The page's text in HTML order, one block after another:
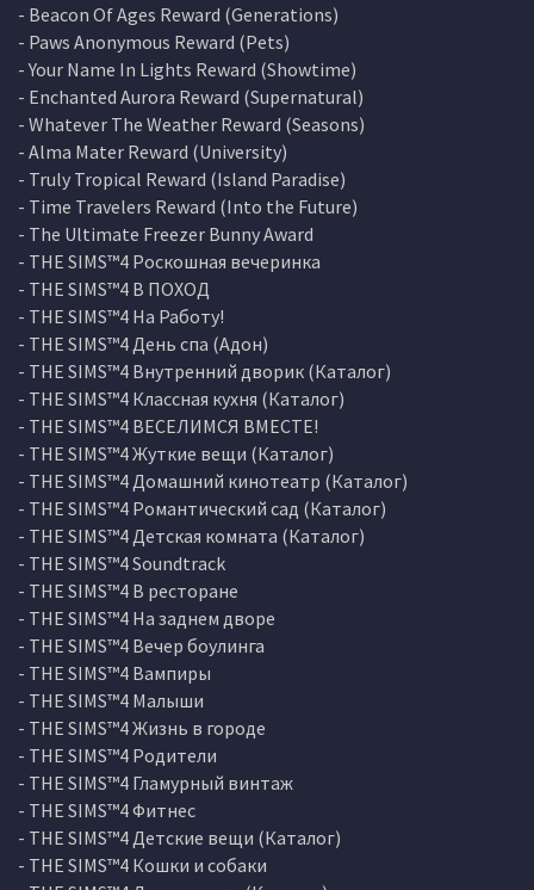
- Beacon Of Ages Reward (Generations)
- Paws Anonymous Reward (Pets)
- Your Name In Lights Reward (Showtime)
- Enchanted Aurora Reward (Supernatural)
- Whatever The Weather Reward (Seasons)
- Alma Mater Reward (University)
- Truly Tropical Reward (Island Paradise)
- Time Travelers Reward (Into the Future)
- The Ultimate Freezer Bunny Award
- THE SIMS™4 Роскошная вечеринка
- THE SIMS™4 В ПОХОД
- THE SIMS™4 На Работу!
- THE SIMS™4 День спа (Адон)
- THE SIMS™4 Внутренний дворик (Каталог)
- THE SIMS™4 Классная кухня (Каталог)
- THE SIMS™4 ВЕСЕЛИМСЯ ВМЕСТЕ!
- THE SIMS™4 Жуткие вещи (Каталог)
- THE SIMS™4 Домашний кинотеатр (Каталог)
- THE SIMS™4 Романтический сад (Каталог)
- THE SIMS™4 Детская комната (Каталог)
- THE SIMS™4 Soundtrack
- THE SIMS™4 В ресторане
- THE SIMS™4 На заднем дворе
- THE SIMS™4 Вечер боулинга
- THE SIMS™4 Вампиры
- THE SIMS™4 Малыши
- THE SIMS™4 Жизнь в городе
- THE SIMS™4 Родители
- THE SIMS™4 Гламурный винтаж
- THE SIMS™4 Фитнес
- THE SIMS™4 Детские вещи (Каталог)
- THE SIMS™4 Кошки и собаки